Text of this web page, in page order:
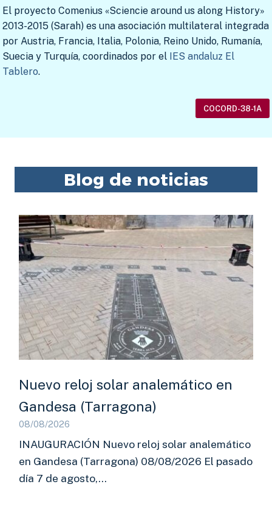
El proyecto Comenius «Sciencie around us along History»
2013-2015 (Sarah) es una asociación multilateral integrada
por Austria, Francia, Italia, Polonia, Reino Unido, Rumanía,
Suecia y Turquía, coordinados por el
IES andaluz El
Tablero.
COCORD-38-1A
Blog de noticias
Nuevo reloj solar analemático en
Gandesa (Tarragona)
08/08/2026
INAUGURACIÓN Nuevo reloj solar analemático
en Gandesa (Tarragona) 08/08/2026 El pasado
día 7 de agosto,…